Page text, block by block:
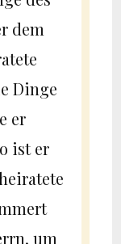
dem
Dinge
er
ist er
um